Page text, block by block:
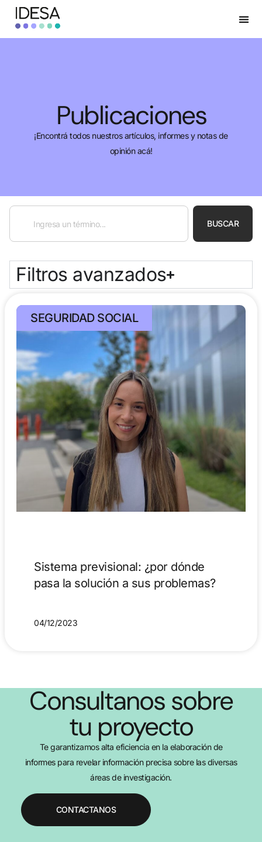
Publicaciones
¡Encontrá todos nuestros artículos, informes y notas de
opinión acá!
BUSCAR
Filtros avanzados
SEGURIDAD SOCIAL
Sistema previsional: ¿por dónde
pasa la solución a sus problemas?
04/12/2023
Consultanos sobre
tu proyecto
Te garantizamos alta eficiencia en la elaboración de
informes para revelar información precisa sobre las diversas
áreas de investigación.
CONTACTANOS